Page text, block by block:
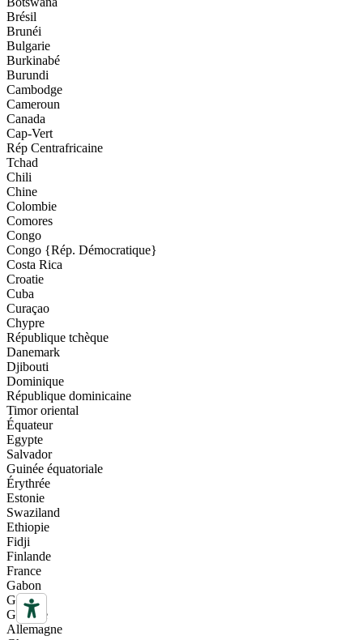
Brésil
Brunéi
Bulgarie
Burkinabé
Burundi
Cambodge
Cameroun
Canada
Cap-Vert
Rép Centrafricaine
Tchad
Chili
Chine
Colombie
Comores
Congo
Congo {Rép. Démocratique}
Costa Rica
Croatie
Cuba
Curaçao
Chypre
République tchèque
Danemark
Djibouti
Dominique
République dominicaine
Timor oriental
Équateur
Egypte
Salvador
Guinée équatoriale
Érythrée
Estonie
Swaziland
Ethiopie
Fidji
Finlande
France
Gabon
Gambie
Géorgie
Allemagne